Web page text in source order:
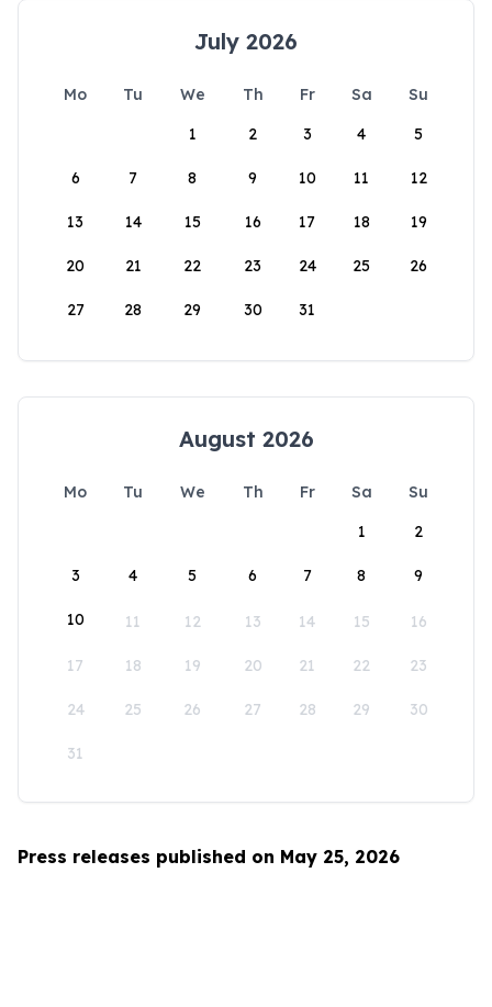
July 2026
Mo Tu We Th Fr Sa
Su
1
2 3 4 5
6 7 8 9 10 11 12
13 14 15 16 17 18 19
20 21 22 23 24 25 26
27 28 29 30 31
August 2026
Mo Tu We Th Fr Sa
Su
1
2
3 4 5 6 7 8 9
10 11 12 13 14 15 16
17 18 19 20 21 22 23
24 25 26 27 28 29 30
31
Press releases published on May 25, 2026